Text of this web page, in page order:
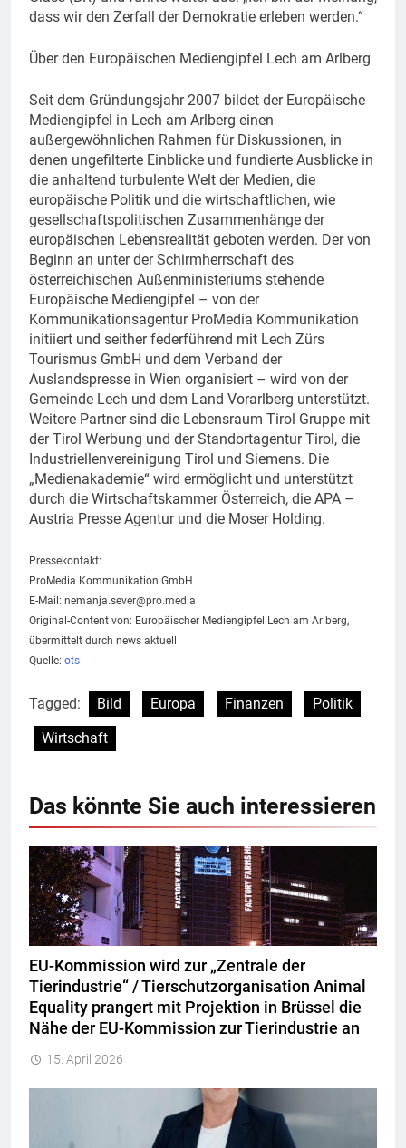
dass wir den Zerfall der Demokratie erleben werden.“
Über den Europäischen Mediengipfel Lech am Arlberg
Seit dem Gründungsjahr 2007 bildet der Europäische
Mediengipfel in Lech am Arlberg einen
außergewöhnlichen Rahmen für Diskussionen, in
denen ungefilterte Einblicke und fundierte Ausblicke in
die anhaltend turbulente Welt der Medien, die
europäische Politik und die wirtschaftlichen, wie
gesellschaftspolitischen Zusammenhänge der
europäischen Lebensrealität geboten werden. Der von
Beginn an unter der Schirmherrschaft des
österreichischen Außenministeriums stehende
Europäische Mediengipfel – von der
Kommunikationsagentur ProMedia Kommunikation
initiiert und seither federführend mit Lech Zürs
Tourismus GmbH und dem Verband der
Auslandspresse in Wien organisiert – wird von der
Gemeinde Lech und dem Land Vorarlberg unterstützt.
Weitere Partner sind die Lebensraum Tirol Gruppe mit
der Tirol Werbung und der Standortagentur Tirol, die
Industriellenvereinigung Tirol und Siemens. Die
„Medienakademie“ wird ermöglicht und unterstützt
durch die Wirtschaftskammer Österreich, die APA –
Austria Presse Agentur und die Moser Holding.
Pressekontakt:
ProMedia Kommunikation GmbH
E-Mail: nemanja.sever@pro.media
Original-Content von: Europäischer Mediengipfel Lech am Arlberg,
übermittelt durch news aktuell
Quelle: ots
Tagged: Bild Europa Finanzen
Politik
Wirtschaft
Das könnte Sie auch interessieren
EU-Kommission wird zur „Zentrale der
Tierindustrie“ / Tierschutzorganisation Animal
Equality prangert mit Projektion in Brüssel die
Nähe der EU-Kommission zur Tierindustrie an
15. April 2026